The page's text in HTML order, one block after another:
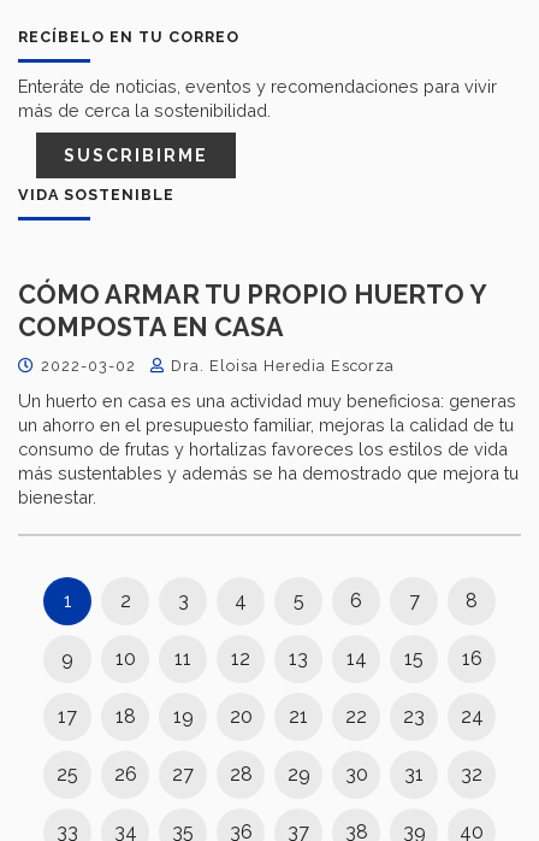
RECÍBELO EN TU CORREO
Enteráte de noticias, eventos y recomendaciones para vivir
más de cerca la sostenibilidad.
SUSCRIBIRME
VIDA SOSTENIBLE
CÓMO ARMAR TU PROPIO HUERTO Y
COMPOSTA EN CASA
2022-03-02 Dra. Eloisa Heredia Escorza
Un huerto en casa es una actividad muy beneficiosa: generas
un ahorro en el presupuesto familiar, mejoras la calidad de tu
consumo de frutas y hortalizas favoreces los estilos de vida
más sustentables y además se ha demostrado que mejora tu
bienestar.
1 2 3 4 5 6 7 8
9 10 11 12 13 14 15 16
17 18 19 20 21 22 23 24
25 26 27 28 29 30 31 32
33 34 35 36 37 38 39 40